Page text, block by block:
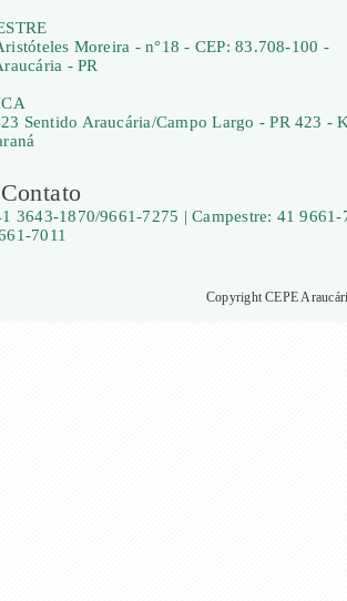
Moreira - n°18 - CEP: 83.708-100 -
- PR
Sentido Araucária/Campo Largo - PR 423 -
3643-1870/9661-7275 | Campestre: 41 9661-
7011
Copyright CEPE